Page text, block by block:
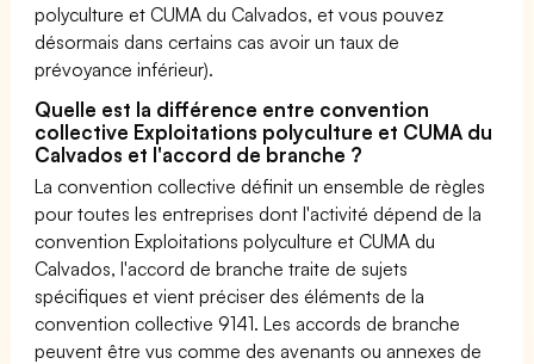
polyculture et CUMA du Calvados, et vous pouvez
désormais dans certains cas avoir un taux de
prévoyance inférieur).
Quelle est la différence entre convention
collective Exploitations polyculture et CUMA du
Calvados et l'accord de branche ?
La convention collective définit un ensemble de règles
pour toutes les entreprises dont l'activité dépend de la
convention Exploitations polyculture et CUMA du
Calvados, l'accord de branche traite de sujets
spécifiques et vient préciser des éléments de la
convention collective 9141. Les accords de branche
peuvent être vus comme des avenants ou annexes de